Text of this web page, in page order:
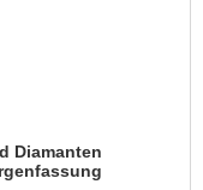
Diamanten